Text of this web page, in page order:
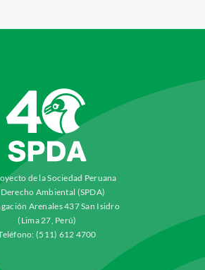
de la Sociedad Peruana
Ambiental (SPDA)
Arenales 437 San Isidro
(Lima 27, Perú)
(511) 612 4700